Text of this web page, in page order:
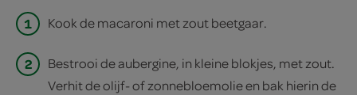
1 Kook de macaroni met zout beetgaar.
2
Bestrooi de aubergine, in kleine blokjes, met zout.
Verhit de olijf- of zonnebloemolie en bak hierin de